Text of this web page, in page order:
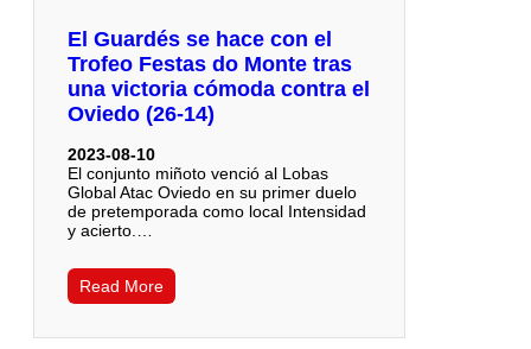
El Guardés se hace con el
Trofeo Festas do Monte tras
una victoria cómoda contra el
Oviedo (26-14)
2023-08-10
El conjunto miñoto venció al Lobas
Global Atac Oviedo en su primer duelo
de pretemporada como local Intensidad
y acierto.…
Read More